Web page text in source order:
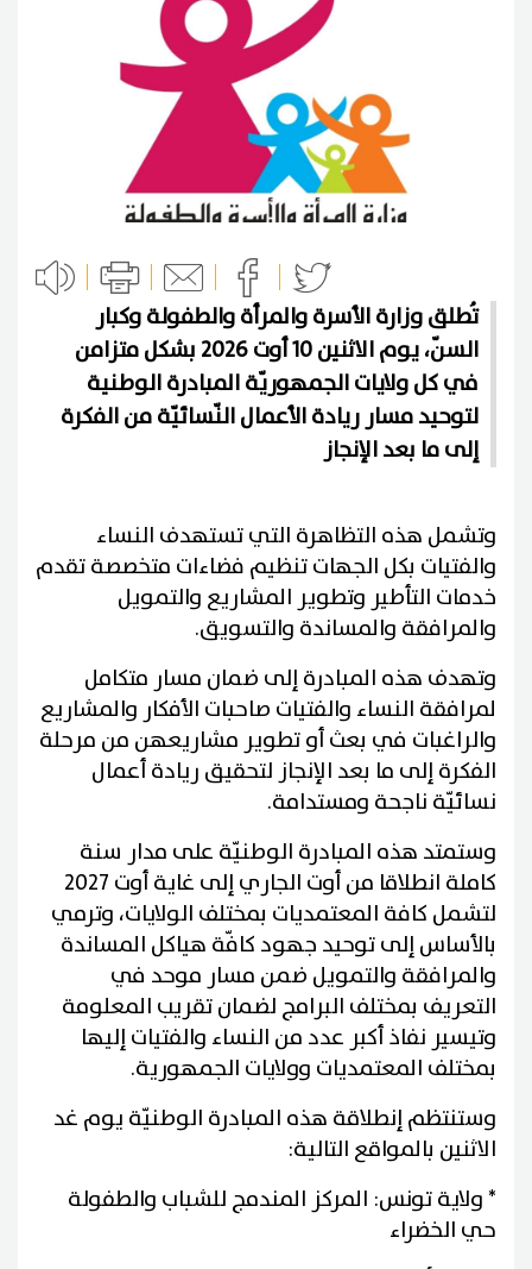
تُطلق وزارة الأسرة والمرأة والطفولة وكبار
السنّ، يوم الاثنين 10 أوت 2026 بشكل متزامن
في كل ولايات الجمهوريّة المبادرة الوطنية
لتوحيد مسار ريادة الأعمال النّسائيّة من الفكرة
إلى ما بعد الإنجاز
وتشمل هذه التظاهرة التي تستهدف النساء
والفتيات بكل الجهات تنظيم فضاءات متخصصة تقدم
خدمات التأطير وتطوير المشاريع والتمويل
والمرافقة والمساندة والتسويق.
وتهدف هذه المبادرة إلى ضمان مسار متكامل
لمرافقة النساء والفتيات صاحبات الأفكار والمشاريع
والراغبات في بعث أو تطوير مشاريعهن من مرحلة
الفكرة إلى ما بعد الإنجاز لتحقيق ريادة أعمال
نسائيّة ناجحة ومستدامة.
وستمتد هذه المبادرة الوطنيّة على مدار سنة
كاملة انطلاقا من أوت الجاري إلى غاية أوت 2027
لتشمل كافة المعتمديات بمختلف الولايات، وترمي
بالأساس إلى توحيد جهود كافّة هياكل المساندة
والمرافقة والتمويل ضمن مسار موحد في
التعريف بمختلف البرامج لضمان تقريب المعلومة
وتيسير نفاذ أكبر عدد من النساء والفتيات إليها
بمختلف المعتمديات وولايات الجمهورية.
وستنتظم إنطلاقة هذه المبادرة الوطنيّة يوم غد
الاثنين بالمواقع التالية:
* ولاية تونس: المركز المندمج للشباب والطفولة
حي الخضراء